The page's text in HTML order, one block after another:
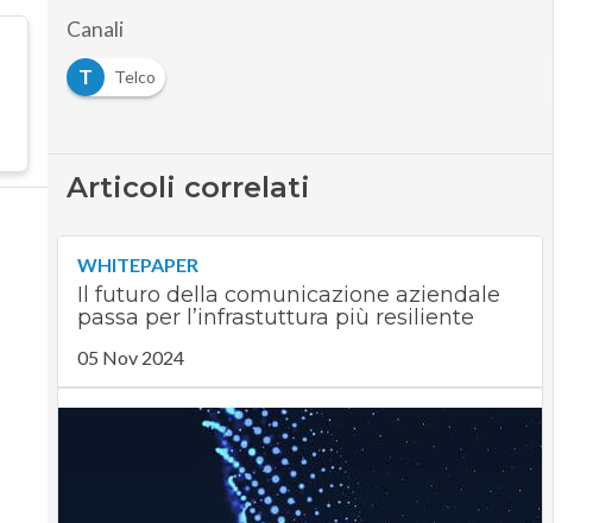
Canali
T
Telco
Articoli correlati
WHITEPAPER
Il futuro della comunicazione aziendale
passa per l’infrastuttura più resiliente
05 Nov 2024